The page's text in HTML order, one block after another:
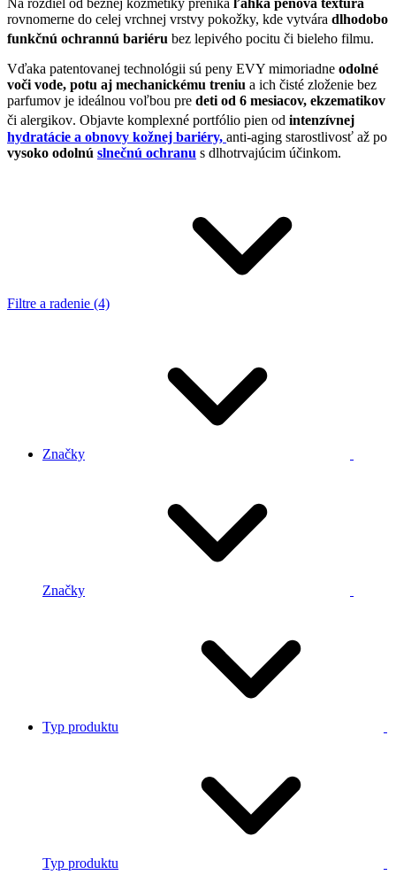
rovnomerne do celej vrchnej vrstvy pokožky, kde vytvára dlhodobo
funkčnú ochrannú bariéru bez lepivého pocitu či bieleho filmu.
Vďaka patentovanej technológii sú peny EVY mimoriadne odolné
voči vode, potu aj mechanickému treniu a ich čisté zloženie bez
parfumov je ideálnou voľbou pre deti od 6 mesiacov, ekzematikov
či alergikov. Objavte komplexné portfólio pien od intenzívnej
hydratácie a obnovy kožnej bariéry, anti-aging starostlivosť až po
vysoko odolnú slnečnú ochranu s dlhotrvajúcim účinkom.
Filtre a radenie (4)
Značky
Značky
Typ produktu
Typ produktu